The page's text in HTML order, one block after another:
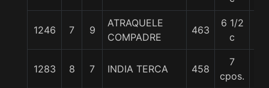
1246 7 9
ATRAQUELE
COMPADRE
463
6 1/2
c
1283 8 7 INDIA TERCA 458
7
cpos.